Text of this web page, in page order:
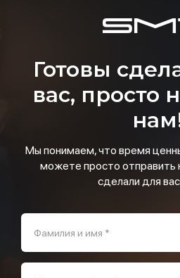
Готовы
вас, просто
Мы понимаем, что время
можете просто отправить
сделали для
Фамилия и имя *